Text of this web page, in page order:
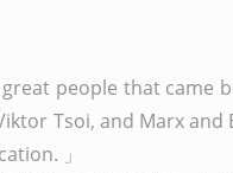
people that came
Tsoi, and Marx and
」